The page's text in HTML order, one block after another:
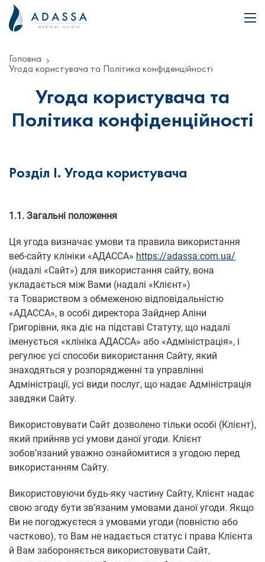
Головна
Угода користувача та Політика конфіденційності
Угода користувача та
Політика конфіденційності
Розділ I. Угода користувача
1.1. Загальні положення
Ця угода визначає умови та правила використання
веб-сайту клініки «АДАССА» https://adassa.com.ua/
(надалі «Сайт») для використання сайту, вона
укладається між Вами (надалі «Клієнт»)
та Товариством з обмеженою відповідальністю
«АДАССА», в особі директора Зайднер Аліни
Григорівни, яка діє на підставі Статуту, що надалі
іменується «клініка АДАССА» або «Адміністрація», і
регулює усі способи використання Сайту, який
знаходяться у розпорядженні та управлінні
Адміністрації, усі види послуг, що надає Адміністрація
завдяки Сайту.
Використовувати Сайт дозволено тільки особі (Клієнт),
який прийняв усі умови даної угоди. Клієнт
зобов’язаний уважно ознайомитися з угодою перед
використанням Сайту.
Використовуючи будь-яку частину Сайту, Клієнт надає
свою згоду бути зв’язаним умовами даної угоди. Якщо
Ви не погоджуєтеся з умовами угоди (повністю або
частково), то Вам не надається статус і права Клієнта
й Вам забороняється використовувати Сайт,